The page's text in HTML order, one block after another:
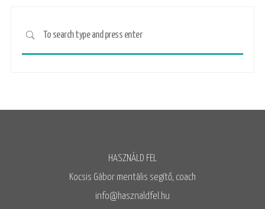
HASZNÁLD FEL
Kocsis Gábor mentális segítő, coach
info@hasznaldfel.hu